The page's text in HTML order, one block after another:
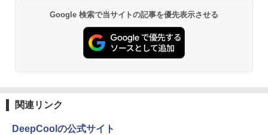
Google 検索で当サイトの記事を優先表示させる
関連リンク
DeepCoolの公式サイト